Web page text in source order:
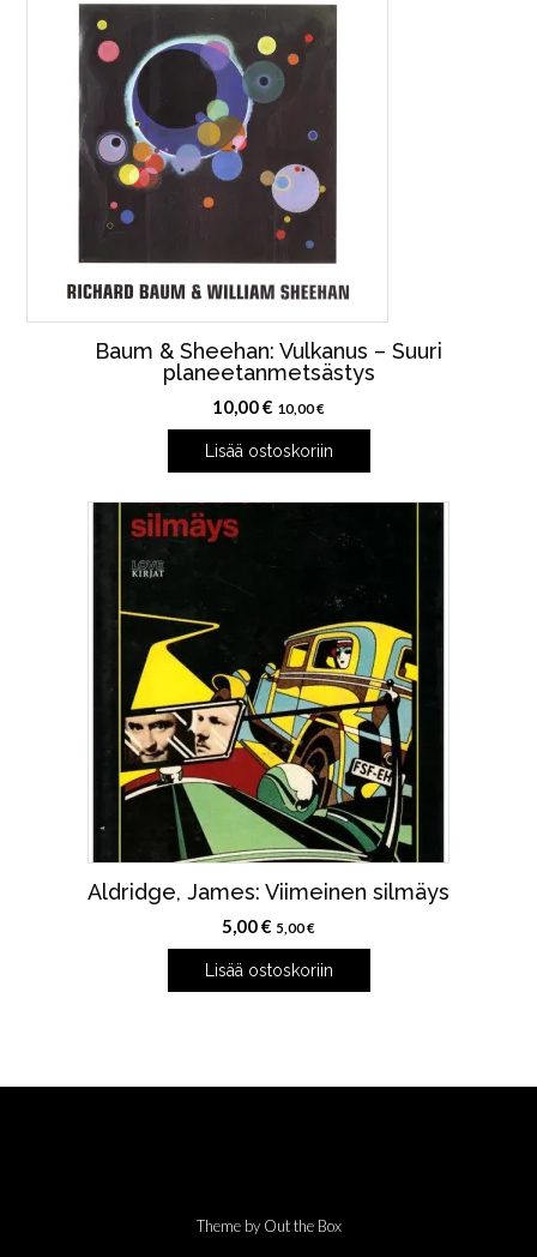
Baum & Sheehan: Vulkanus – Suuri
planeetanmetsästys
10,00€ 10,00€
Lisää ostoskoriin
Aldridge, James: Viimeinen silmäys
5,00€ 5,00€
Lisää ostoskoriin
Theme by Out the Box